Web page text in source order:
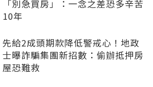
「別急買房」：一念之差恐多辛苦
10年
先給2成頭期款降低警戒心！地政
士曝詐騙集團新招數：偷辦抵押房
屋恐難救